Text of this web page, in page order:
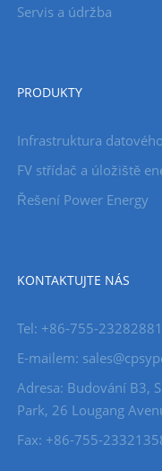
Servis a údržba
PRODUKTY
Infrastruktura
FV střídač a úložiště
Řešení Power Energy
KONTAKTUJTE NÁS
Tel: +86-755-23282881
E-mailem:
Adresa: Budování B3,
Park, 26 Lougang
Fax: +86-755-